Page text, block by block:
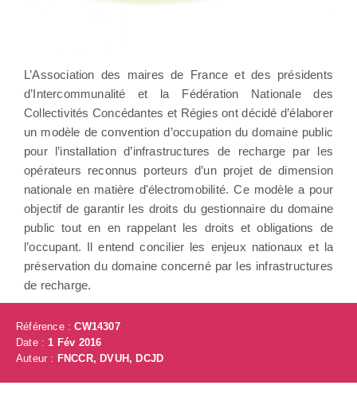
L’Association des maires de France et des présidents
d’Intercommunalité et la Fédération Nationale des
Collectivités Concédantes et Régies ont décidé d’élaborer
un modèle de convention d’occupation du domaine public
pour l’installation d’infrastructures de recharge par les
opérateurs reconnus porteurs d’un projet de dimension
nationale en matière d'électromobilité. Ce modèle a pour
objectif de garantir les droits du gestionnaire du domaine
public tout en en rappelant les droits et obligations de
l’occupant. Il entend concilier les enjeux nationaux et la
préservation du domaine concerné par les infrastructures
de recharge.
Référence :CW14307
Date : 1 Fév 2016
Auteur : FNCCR, DVUH, DCJD